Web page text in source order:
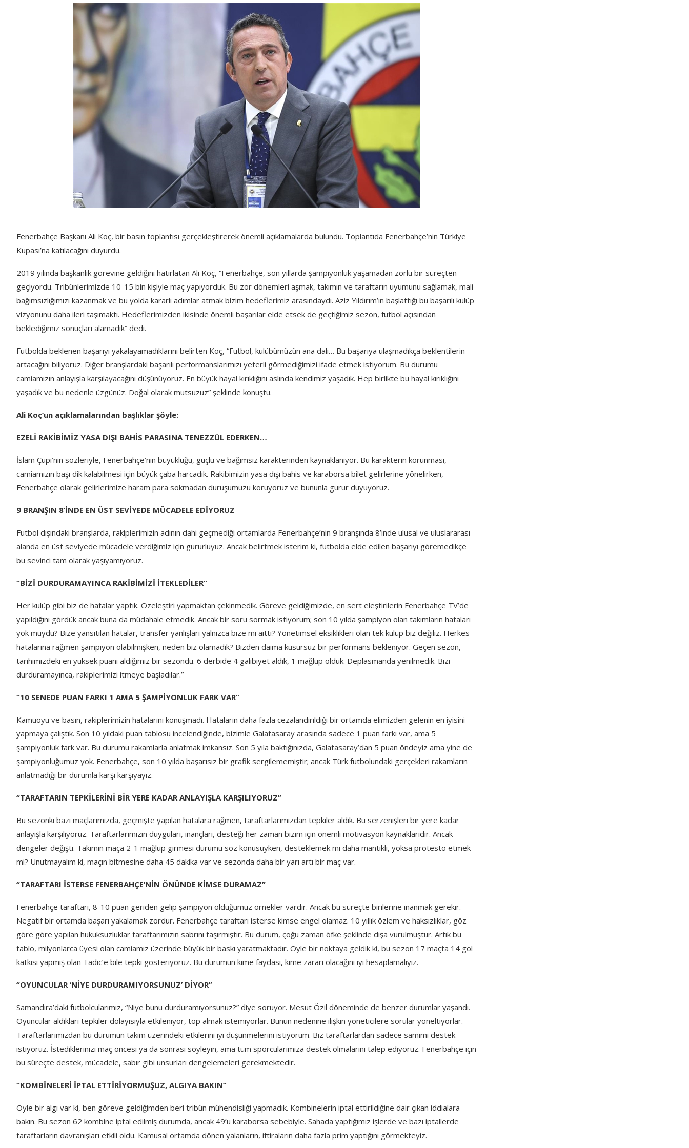
Fenerbahçe Başkanı Ali Koç, bir basın toplantısı gerçekleştirerek önemli açıklamalarda bulundu. Toplantıda Fenerbahçe’nin Türkiye
Kupası’na katılacağını duyurdu.
2019 yılında başkanlık görevine geldiğini hatırlatan Ali Koç, “Fenerbahçe, son yıllarda şampiyonluk yaşamadan zorlu bir süreçten
geçiyordu. Tribünlerimizde 10-15 bin kişiyle maç yapıyorduk. Bu zor dönemleri aşmak, takımın ve taraftarın uyumunu sağlamak, mali
bağımsızlığımızı kazanmak ve bu yolda kararlı adımlar atmak bizim hedeflerimiz arasındaydı. Aziz Yıldırım’ın başlattığı bu başarılı kulüp
vizyonunu daha ileri taşımaktı. Hedeflerimizden ikisinde önemli başarılar elde etsek de geçtiğimiz sezon, futbol açısından
beklediğimiz sonuçları alamadık” dedi.
Futbolda beklenen başarıyı yakalayamadıklarını belirten Koç, “Futbol, kulübümüzün ana dalı… Bu başarıya ulaşmadıkça beklentilerin
artacağını biliyoruz. Diğer branşlardaki başarılı performanslarımızı yeterli görmediğimizi ifade etmek istiyorum. Bu durumu
camiamızın anlayışla karşılayacağını düşünüyoruz. En büyük hayal kırıklığını aslında kendimiz yaşadık. Hep birlikte bu hayal kırıklığını
yaşadık ve bu nedenle üzgünüz. Doğal olarak mutsuzuz” şeklinde konuştu.
Ali Koç’un açıklamalarından başlıklar şöyle:
EZELİ RAKİBİMİZ YASA DIŞI BAHİS PARASINA TENEZZÜL EDERKEN…
İslam Çupi’nin sözleriyle, Fenerbahçe’nin büyüklüğü, güçlü ve bağımsız karakterinden kaynaklanıyor. Bu karakterin korunması,
camiamızın başı dik kalabilmesi için büyük çaba harcadık. Rakibimizin yasa dışı bahis ve karaborsa bilet gelirlerine yönelirken,
Fenerbahçe olarak gelirlerimize haram para sokmadan duruşumuzu koruyoruz ve bununla gurur duyuyoruz.
9 BRANŞIN 8’İNDE EN ÜST SEVİYEDE MÜCADELE EDİYORUZ
Futbol dışındaki branşlarda, rakiplerimizin adının dahi geçmediği ortamlarda Fenerbahçe’nin 9 branşında 8’inde ulusal ve uluslararası
alanda en üst seviyede mücadele verdiğimiz için gururluyuz. Ancak belirtmek isterim ki, futbolda elde edilen başarıyı göremedikçe
bu sevinci tam olarak yaşıyamıyoruz.
“BİZİ DURDURAMAYINCA RAKİBİMİZİ İTEKLEDİLER”
Her kulüp gibi biz de hatalar yaptık. Özeleştiri yapmaktan çekinmedik. Göreve geldiğimizde, en sert eleştirilerin Fenerbahçe TV’de
yapıldığını gördük ancak buna da müdahale etmedik. Ancak bir soru sormak istiyorum; son 10 yılda şampiyon olan takımların hataları
yok muydu? Bize yansıtılan hatalar, transfer yanlışları yalnızca bize mi aitti? Yönetimsel eksiklikleri olan tek kulüp biz değiliz. Herkes
hatalarına rağmen şampiyon olabilmişken, neden biz olamadık? Bizden daima kusursuz bir performans bekleniyor. Geçen sezon,
tarihimizdeki en yüksek puanı aldığımız bir sezondu. 6 derbide 4 galibiyet aldık, 1 mağlup olduk. Deplasmanda yenilmedik. Bizi
durduramayınca, rakiplerimizi itmeye başladılar.”
“10 SENEDE PUAN FARKI 1 AMA 5 ŞAMPİYONLUK FARK VAR”
Kamuoyu ve basın, rakiplerimizin hatalarını konuşmadı. Hataların daha fazla cezalandırıldığı bir ortamda elimizden gelenin en iyisini
yapmaya çalıştık. Son 10 yıldaki puan tablosu incelendiğinde, bizimle Galatasaray arasında sadece 1 puan farkı var, ama 5
şampiyonluk fark var. Bu durumu rakamlarla anlatmak imkansız. Son 5 yıla baktığınızda, Galatasaray’dan 5 puan öndeyiz ama yine de
şampiyonluğumuz yok. Fenerbahçe, son 10 yılda başarısız bir grafik sergilememiştir; ancak Türk futbolundaki gerçekleri rakamların
anlatmadığı bir durumla karşı karşıyayız.
“TARAFTARIN TEPKİLERİNİ BİR YERE KADAR ANLAYIŞLA KARŞILIYORUZ”
Bu sezonki bazı maçlarımızda, geçmişte yapılan hatalara rağmen, taraftarlarımızdan tepkiler aldık. Bu serzenişleri bir yere kadar
anlayışla karşılıyoruz. Taraftarlarımızın duyguları, inançları, desteği her zaman bizim için önemli motivasyon kaynaklarıdır. Ancak
dengeler değişti. Takımın maça 2-1 mağlup girmesi durumu söz konusuyken, desteklemek mi daha mantıklı, yoksa protesto etmek
mi? Unutmayalım ki, maçın bitmesine daha 45 dakika var ve sezonda daha bir yarı artı bir maç var.
“TARAFTARI İSTERSE FENERBAHÇE’NİN ÖNÜNDE KİMSE DURAMAZ”
Fenerbahçe taraftarı, 8-10 puan geriden gelip şampiyon olduğumuz örnekler vardır. Ancak bu süreçte birilerine inanmak gerekir.
Negatif bir ortamda başarı yakalamak zordur. Fenerbahçe taraftarı isterse kimse engel olamaz. 10 yıllık özlem ve haksızlıklar, göz
göre göre yapılan hukuksuzluklar taraftarımızın sabrını taşırmıştır. Bu durum, çoğu zaman öfke şeklinde dışa vurulmuştur. Artık bu
tablo, milyonlarca üyesi olan camiamız üzerinde büyük bir baskı yaratmaktadır. Öyle bir noktaya geldik ki, bu sezon 17 maçta 14 gol
katkısı yapmış olan Tadic’e bile tepki gösteriyoruz. Bu durumun kime faydası, kime zararı olacağını iyi hesaplamalıyız.
“OYUNCULAR ‘NİYE DURDURAMIYORSUNUZ’ DİYOR”
Samandıra’daki futbolcularımız, “Niye bunu durduramıyorsunuz?” diye soruyor. Mesut Özil döneminde de benzer durumlar yaşandı.
Oyuncular aldıkları tepkiler dolayısıyla etkileniyor, top almak istemiyorlar. Bunun nedenine ilişkin yöneticilere sorular yöneltiyorlar.
Taraftarlarımızdan bu durumun takım üzerindeki etkilerini iyi düşünmelerini istiyorum. Biz taraftarlardan sadece samimi destek
istiyoruz. İstediklerinizi maç öncesi ya da sonrası söyleyin, ama tüm sporcularımıza destek olmalarını talep ediyoruz. Fenerbahçe için
bu süreçte destek, mücadele, sabır gibi unsurları dengelemeleri gerekmektedir.
“KOMBİNELERİ İPTAL ETTİRİYORMUŞUZ, ALGIYA BAKIN”
Öyle bir algı var ki, ben göreve geldiğimden beri tribün mühendisliği yapmadık. Kombinelerin iptal ettirildiğine dair çıkan iddialara
bakın. Bu sezon 62 kombine iptal edilmiş durumda, ancak 49’u karaborsa sebebiyle. Sahada yaptığımız işlerde ve bazı iptallerde
taraftarların davranışları etkili oldu. Kamusal ortamda dönen yalanların, iftiraların daha fazla prim yaptığını görmekteyiz.